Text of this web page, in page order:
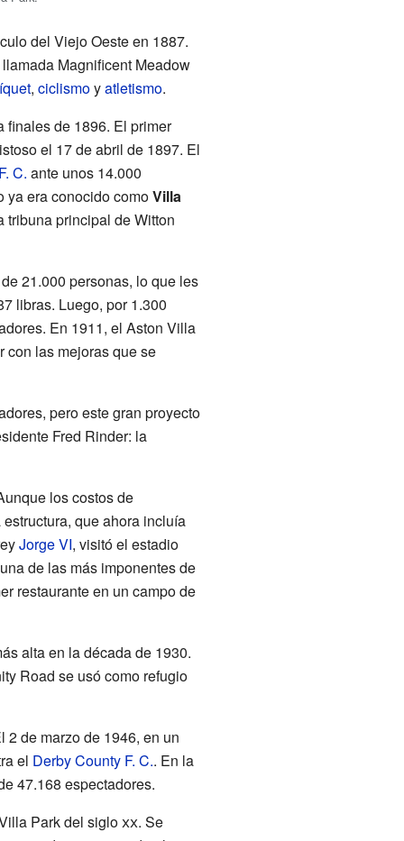
del Viejo Oeste en 1887.
Magnificent Meadow
, ciclismoyatletismo.
finales de 1896. El primer
el 17 de abril de 1897. El
C. ante unos 14.000
ya era conocido comoVilla
tribuna principal de Witton
21.000 personas, lo que les
libras. Luego, por 1.300
En 1911, el Aston Villa
con las mejoras que se
pero este gran proyecto
Fred Rinder: la
los costos de
que ahora incluía
Jorge VI, visitó el estadio
de las más imponentes de
restaurante en un campo de
alta en la década de 1930.
Road se usó como refugio
de marzo de 1946, en un
el Derby County F. C.. En la
47.168 espectadores.
Park del sigloxx. Se